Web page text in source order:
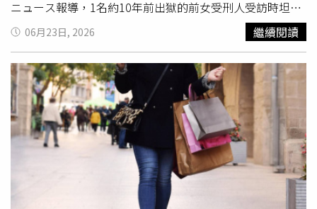
ニュース報導，1名約10年前出獄的前女受刑人受訪時坦
言，自己從未覺得監獄生活舒適，因為失去自由本身就是極
大的精神壓力，而這種感受往往難以被社會大眾理解。她指
出，日本各地女子監獄的環境差異很大，無論是伙食、設備
或教育資源都不盡相同。她曾待過多處矯正設施，只有1處
的餐點尚稱得上可口，其餘大多不符合期待。此外，部分位
於寒冷地區的設施室內保暖較佳，但有些地區 冬天
嚴寒、夏
季悶熱，即使新建設施的走廊設有空調，囚室內也未必有冷
暖氣設備。除了生活環境，女性受刑人還面臨特殊困擾。受
訪者提到，監獄配發的生理用品品質不佳，經常發生滲漏問
題，使用後的衛生棉集中回收，衛生條件並不理想。此外，
止痛藥每週僅能領取1次，對於經痛嚴重者而言相當痛苦，
06月23日, 2026 繼續閱讀